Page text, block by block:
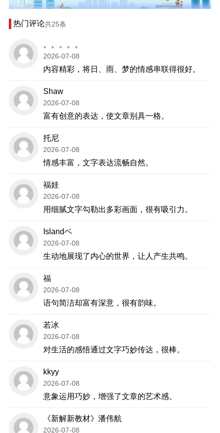
热门评论共25条
。。。。。
2026-07-08
内容精彩，将日、雨、梦的情感串联得很好。
Shaw
2026-07-08
富有创意的表达，使文章别具一格。
托尼
2026-07-08
情感丰富，文字表达流畅自然。
福娃
2026-07-08
用细腻文字勾勒出多彩画面，很有吸引力。
Islandベ
2026-07-08
生动地展现了内心的世界，让人产生共鸣。
福
2026-07-08
语句简洁却富有深意，很有韵味。
若冰
2026-07-08
对生活的感悟通过文字巧妙传达，很棒。
kkyy
2026-07-08
意象运用巧妙，增强了文章的艺术感。
《新解新教材》潘伟航
2026-07-08